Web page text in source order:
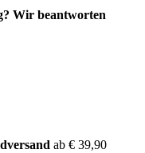
Wir beantworten
ab € 39,90